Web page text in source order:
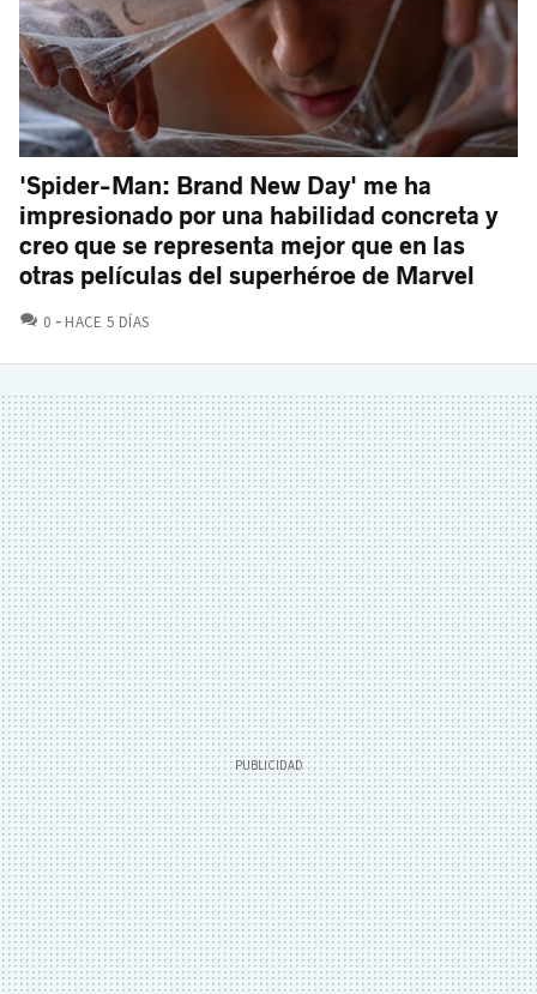
'Spider-Man: Brand New Day' me ha
impresionado por una habilidad concreta y
creo que se representa mejor que en las
otras películas del superhéroe de Marvel
0 COMENTARIOS
HACE 5 DÍAS